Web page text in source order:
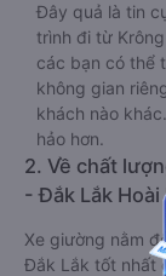
Đây quả là tin
trình đi từ
các bạn có thể
không gian
khách nào
hảo hơn.
2. Về chất
- Đắk Lắk
Xe giường nằm
Đắk Lắk tốt nhất